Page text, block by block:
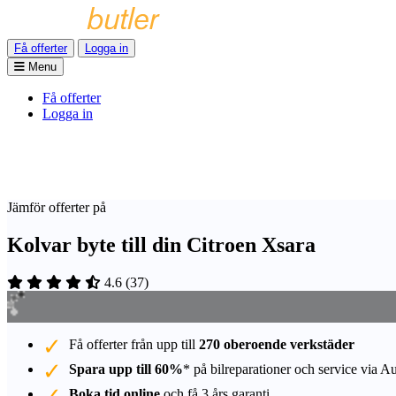
Få offerter
Logga in
Menu
Få offerter
Logga in
Jämför offerter på
Kolvar byte till din Citroen Xsara
4.6 (37)
Få offerter från upp till 270 oberoende verkstäder
Spara upp till 60%* på bilreparationer och service via